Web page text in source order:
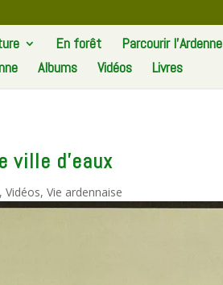
En forêt Parcourir l’Ardenne
Albums Vidéos Livres
ville d’eaux
, Vidéos, Vie ardennaise